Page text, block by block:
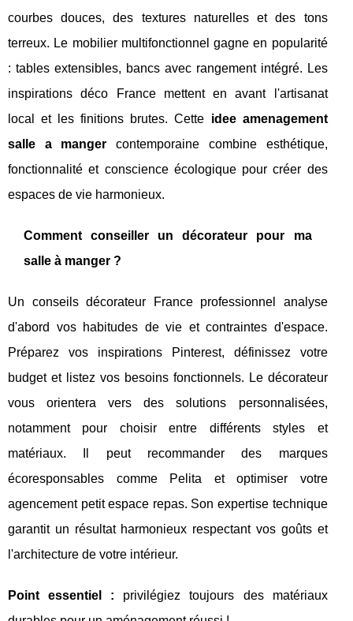
courbes douces, des textures naturelles et des tons
terreux. Le mobilier multifonctionnel gagne en popularité
: tables extensibles, bancs avec rangement intégré. Les
inspirations déco France mettent en avant l'artisanat
local et les finitions brutes. Cette idee amenagement
salle a manger contemporaine combine esthétique,
fonctionnalité et conscience écologique pour créer des
espaces de vie harmonieux.
Comment conseiller un décorateur pour ma
salle à manger ?
Un conseils décorateur France professionnel analyse
d'abord vos habitudes de vie et contraintes d'espace.
Préparez vos inspirations Pinterest, définissez votre
budget et listez vos besoins fonctionnels. Le décorateur
vous orientera vers des solutions personnalisées,
notamment pour choisir entre différents styles et
matériaux. Il peut recommander des marques
écoresponsables comme Pelita et optimiser votre
agencement petit espace repas. Son expertise technique
garantit un résultat harmonieux respectant vos goûts et
l'architecture de votre intérieur.
Point essentiel : privilégiez toujours des matériaux